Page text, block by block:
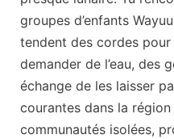
groupes d’enfants
tendent des cordes
demander de l’eau, des
échange de les laisser
courantes dans la
communautés isolées,